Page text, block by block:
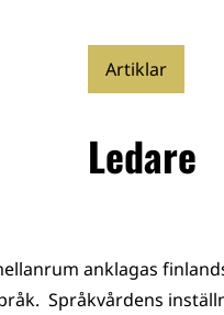
Artiklar
Ledare
anklagas
Språkvårdens